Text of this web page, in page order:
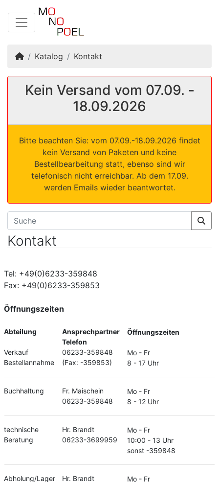
Startseite
Katalog Kontakt
Kein Versand vom 07.09. -
18.09.2026
Bitte beachten Sie: vom 07.09.-18.09.2026 findet
kein Versand von Paketen und keine
Bestellbearbeitung statt, ebenso sind wir
telefonisch nicht erreichbar. Ab dem 17.09.
werden Emails wieder beantwortet.
Kontakt
Tel: +49(0)6233-359848
Fax: +49(0)6233-359853
Öffnungszeiten
Abteilung
Ansprechpartner
Telefon
Öffnungszeiten
Verkauf
Bestellannahme
06233-359848
(Fax: -359853)
Mo - Fr
8 - 17 Uhr
Buchhaltung
Fr. Maischein
06233-359848
Mo - Fr
8 - 12 Uhr
technische
Beratung
Hr. Brandt
06233-3699959
Mo - Fr
10:00 - 13 Uhr
sonst -359848
Abholung/Lager
Hr. Brandt
Mo - Fr